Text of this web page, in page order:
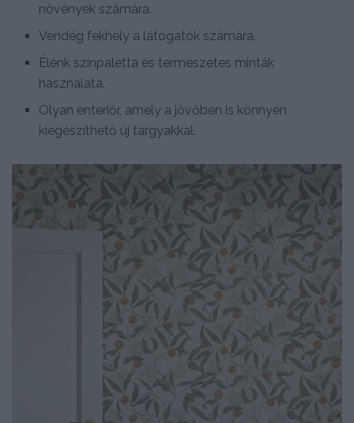
növények számára.
Vendég fekhely a látogatók számára.
Élénk színpaletta és természetes minták
használata.
Olyan enteriőr, amely a jövőben is könnyen
kiegészíthető új tárgyakkal.